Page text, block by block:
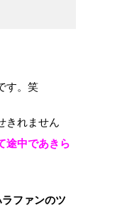
す。笑
きれません
途中であきら
ラファンのツ